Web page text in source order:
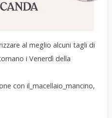
al meglio alcuni tagli di
i Venerdì della
conil_macellaio_mancino,